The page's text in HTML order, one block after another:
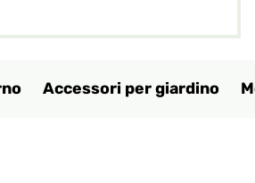
Accessori per giardino